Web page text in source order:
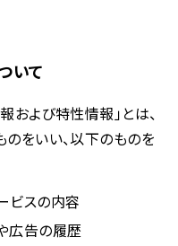
いて
および特性情報」とは、
をいい、以下のものを
ビスの内容
広告の履歴